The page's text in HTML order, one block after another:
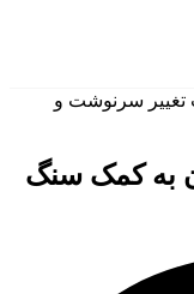
تغییر سرنوشت و
به کمک سنگ